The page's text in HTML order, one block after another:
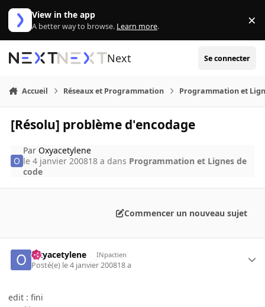
Aller au contenu
View in the app
A better way to browse. Learn more. ×
Next Se connecter
Accueil Réseaux et Programmation Programmation et
[Résolu] problème d'encodage
ParOxyacetylene
le 4 janvier 200818 a dans Programmation et Lignes de
code
Commencer un nouveau sujet
Oxyacetylene INpactien
Posté(e) le 4 janvier 200818 a
edit : fini